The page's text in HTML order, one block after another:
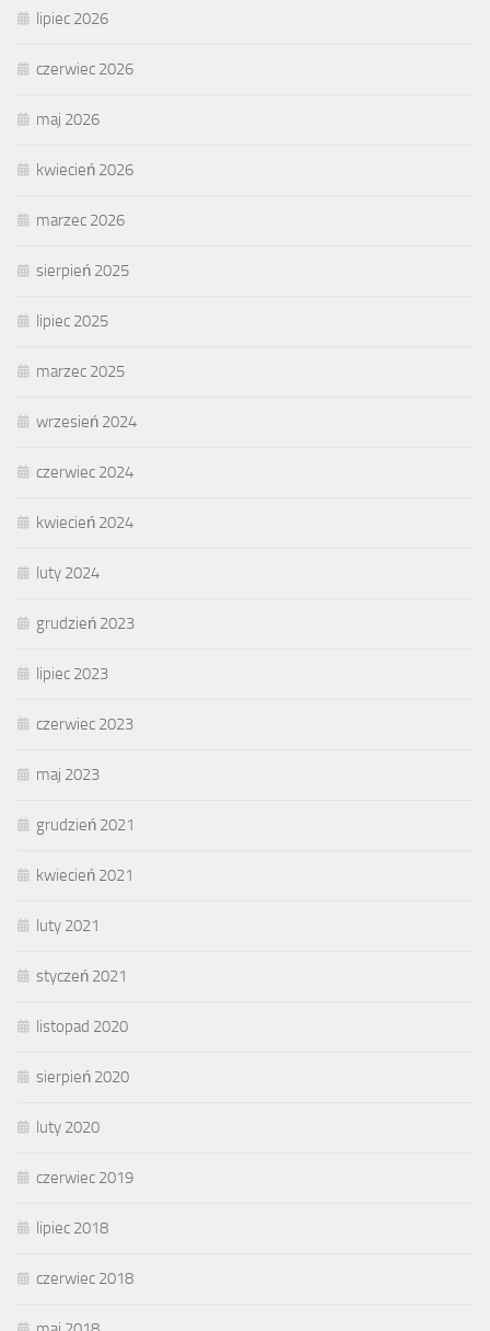
lipiec 2026
czerwiec 2026
maj 2026
kwiecień 2026
marzec 2026
sierpień 2025
lipiec 2025
marzec 2025
wrzesień 2024
czerwiec 2024
kwiecień 2024
luty 2024
grudzień 2023
lipiec 2023
czerwiec 2023
maj 2023
grudzień 2021
kwiecień 2021
luty 2021
styczeń 2021
listopad 2020
sierpień 2020
luty 2020
czerwiec 2019
lipiec 2018
czerwiec 2018